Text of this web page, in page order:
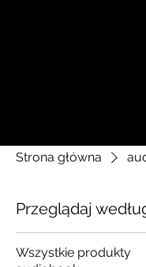
Strona główna
Przeglądaj
Wszystkie produkty